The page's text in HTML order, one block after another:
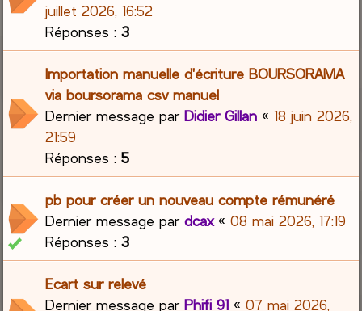
juillet 2026, 16:52
Réponses :3
Importation manuelle d'écriture BOURSORAMA
via boursorama csv manuel
Dernier message parDidier Gillan « 18 juin 2026,
21:59
Réponses :5
pb pour créer un nouveau compte rémunéré
Dernier message pardcax«08 mai 2026, 17:19
Réponses :3
Ecart sur relevé
Dernier message parPhifi_91 «07 mai 2026,